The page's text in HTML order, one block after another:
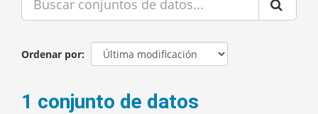
Ordenar por
1 conjunto de datos